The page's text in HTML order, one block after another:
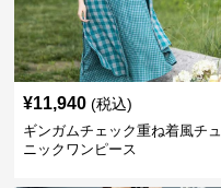
¥11,940 (税込)
ギンガムチェック重ね着風チュ
ニックワンピース